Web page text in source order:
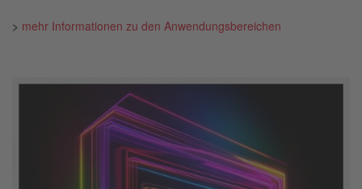
> mehr Informationen zu den Anwendungsbereichen